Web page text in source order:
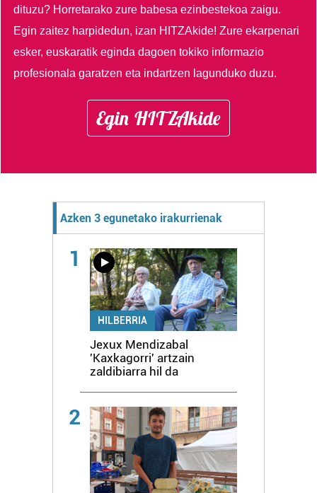
dituzu? Horretarako zure babesa ezinbestekoa zaigu.
Egin zaitez harpidedun, izan HITZAkide!Zure ekarpenari
esker, euskaratik eginda dagoen tokiko informazio
profesionala garatzen eta indartzen lagunduko duzu.
Egin HITZAkide
Azken 3 egunetako irakurrienak
1
HILBERRIA
Jexux Mendizabal
'Kaxkagorri' artzain
zaldibiarra hil da
2